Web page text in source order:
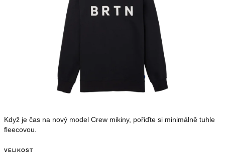
BATOHY
DOPLŇKY
OUTLET
Když je čas na nový model Crew mikiny, pořiďte si minimálně tuhle
fleecovou.
VELIKOST
hvězdiček.